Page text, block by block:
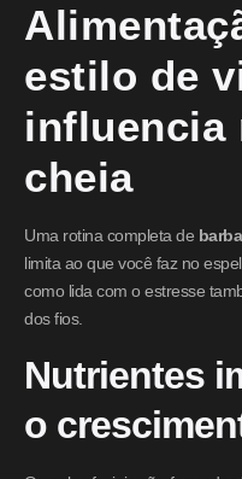
estilo de
influencia
cheia
Uma rotina completa de
limita ao que você faz no
como lida com o estresse
dos fios.
Nutrientes
o